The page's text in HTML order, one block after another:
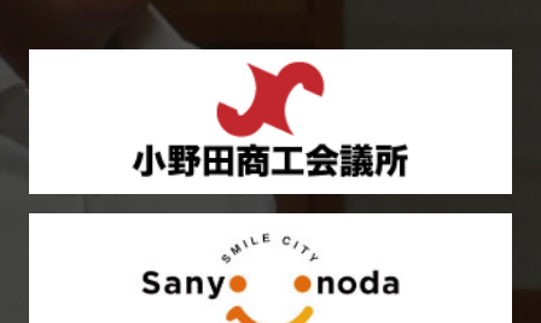
令和 8 年度 山口県商工会議所青年部連合会 第 37 回 親睦